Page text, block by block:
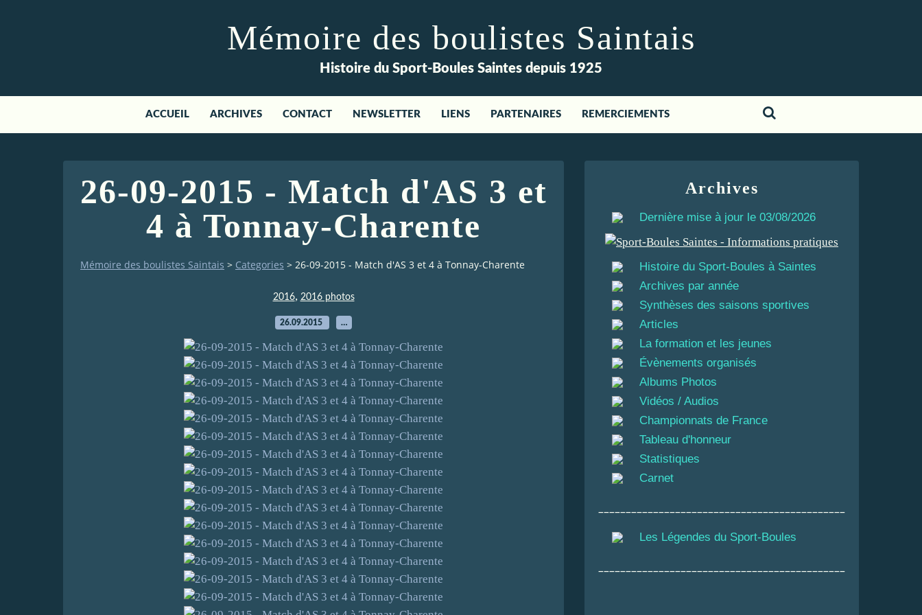
Mémoire des boulistes Saintais
Histoire du Sport-Boules Saintes depuis 1925
ACCUEIL ARCHIVES CONTACT NEWSLETTER LIENS PARTENAIRES REMERCIEMENTS
26-09-2015 - Match d'AS 3 et
4 à Tonnay-Charente
Mémoire des boulistes Saintais > Categories > 26-09-2015 - Match d'AS 3 et 4 à Tonnay-Charente
2016, 2016 photos
26.09.2015 …
Archives
Dernière mise à jour le 03/08/2026
Histoire du Sport-Boules à Saintes
Archives par année
Synthèses des saisons sportives
Articles
La formation et les jeunes
Évènements organisés
Albums Photos
Vidéos / Audios
Championnats de France
Tableau d'honneur
Statistiques
Carnet
Les Légendes du Sport-Boules